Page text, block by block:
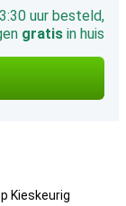
uur besteld,
gratis in huis
Kieskeurig